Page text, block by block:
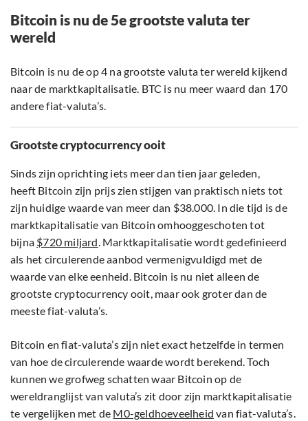
Bitcoin is nu de 5e grootste valuta ter
wereld
Bitcoin is nu de op 4 na grootste valuta ter wereld kijkend
naar de marktkapitalisatie. BTC is nu meer waard dan 170
andere fiat-valuta’s.
Grootste cryptocurrency ooit
Sinds zijn oprichting iets meer dan tien jaar geleden,
heeft Bitcoin zijn prijs zien stijgen van praktisch niets tot
zijn huidige waarde van meer dan $38.000. In die tijd is de
marktkapitalisatie van Bitcoin omhooggeschoten tot
bijna $720 miljard. Marktkapitalisatie wordt gedefinieerd
als het circulerende aanbod vermenigvuldigd met de
waarde van elke eenheid. Bitcoin is nu niet alleen de
grootste cryptocurrency ooit, maar ook groter dan de
meeste fiat-valuta’s.
Bitcoin en fiat-valuta’s zijn niet exact hetzelfde in termen
van hoe de circulerende waarde wordt berekend. Toch
kunnen we grofweg schatten waar Bitcoin op de
wereldranglijst van valuta’s zit door zijn marktkapitalisatie
te vergelijken met de M0-geldhoeveelheid van fiat-valuta’s.